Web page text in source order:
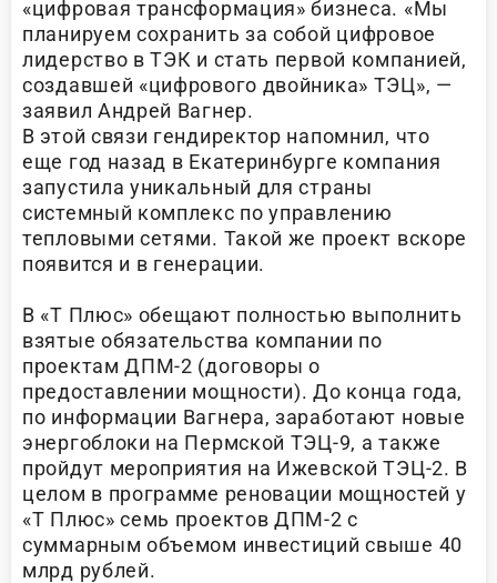
«цифровая трансформация» бизнеса. «Мы
планируем сохранить за собой цифровое
лидерство в ТЭК и стать первой компанией,
создавшей «цифрового двойника» ТЭЦ», —
заявил Андрей Вагнер.
В этой связи гендиректор напомнил, что
еще год назад в Екатеринбурге компания
запустила уникальный для страны
системный комплекс по управлению
тепловыми сетями. Такой же проект вскоре
появится и в генерации.
В «Т Плюс» обещают полностью выполнить
взятые обязательства компании по
проектам ДПМ-2 (договоры о
предоставлении мощности). До конца года,
по информации Вагнера, заработают новые
энергоблоки на Пермской ТЭЦ-9, а также
пройдут мероприятия на Ижевской ТЭЦ-2. В
целом в программе реновации мощностей у
«Т Плюс» семь проектов ДПМ-2 с
суммарным объемом инвестиций свыше 40
млрд рублей.